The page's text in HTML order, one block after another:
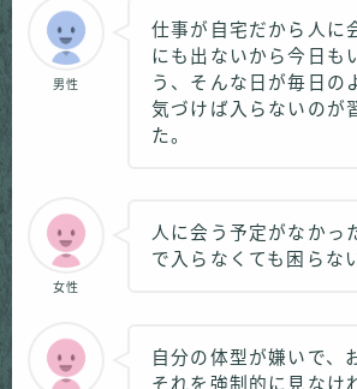
男性
仕事が自宅だから人に
にも出ないから今日も
う、そんな日が毎日の
気づけば入らないのが
た。
女性
人に会う予定がなかっ
で入らなくても困らな
自分の体型が嫌いで、
それを強制的に見なけ